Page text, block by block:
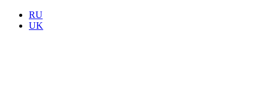
RU
UK